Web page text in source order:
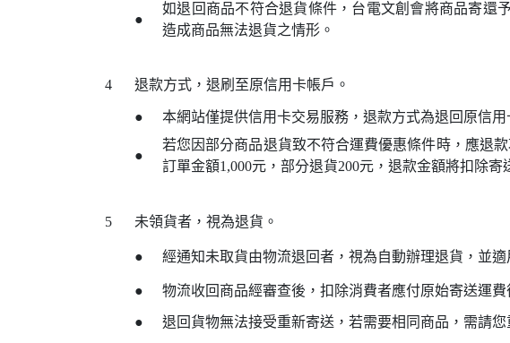
●
如退回商品不符合退貨條件，台電文創會將商品寄還
造成商品無法退貨之情形。
4 退款方式，退刷至原信用卡帳戶。
● 本網站僅提供信用卡交易服務，退款方式為退回原信用
●
若您因部分商品退貨致不符合運費優惠條件時，應退
訂單金額1,000元，部分退貨200元，退款金額將扣除
5 未領貨者，視為退貨。
● 經通知未取貨由物流退回者，視為自動辦理退貨，並適
● 物流收回商品經審查後，扣除消費者應付原始寄送運
● 退回貨物無法接受重新寄送，若需要相同商品，需請您